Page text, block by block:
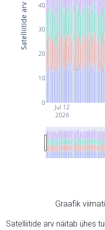
Jul 12
2026
0
10
20
30
40
Satelliitide arv
Graafik
Satelliitide arv näitab ühes